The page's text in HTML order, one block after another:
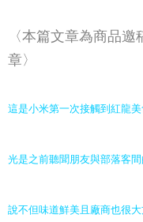
〈本篇文章為商品
章〉
這是小米第一次接觸到紅龍美
光是之前聽聞朋友與部落客間
說不但味道鮮美且廠商也很大